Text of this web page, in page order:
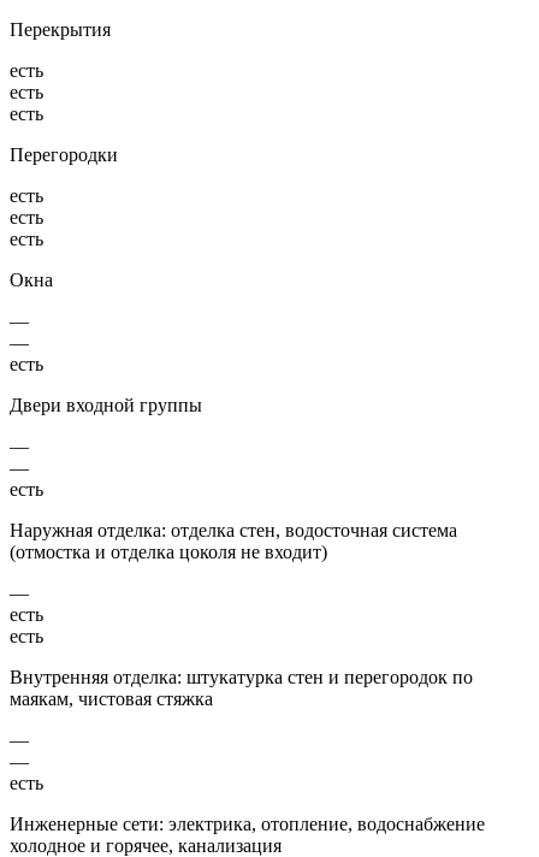
Перекрытия
есть
есть
есть
Перегородки
есть
есть
есть
Окна
—
—
есть
Двери входной группы
—
—
есть
Наружная отделка: отделка стен, водосточная система
(отмостка и отделка цоколя не входит)
—
есть
есть
Внутренняя отделка: штукатурка стен и перегородок по
маякам, чистовая стяжка
—
—
есть
Инженерные сети: электрика, отопление, водоснабжение
холодное и горячее, канализация